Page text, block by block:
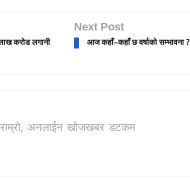
करोड लगानी
Next Post
आज कहाँ–कहाँ छ वर्षाको सम्भावना ?
अनलाईन खोजखबर डटकम